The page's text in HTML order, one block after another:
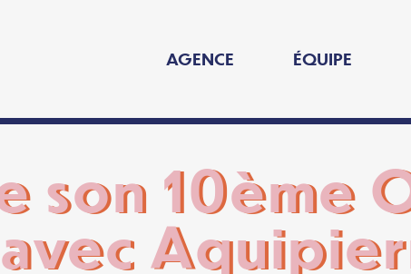
AGENCE ÉQUIPE
son 10ème